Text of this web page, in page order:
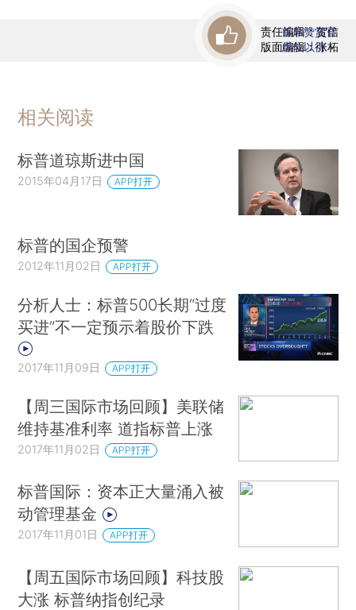
责任编辑：贺信
版面编辑：张柘
首席赞赏官
虚位以待
相关阅读
标普道琼斯进中国
2015年04月17日 APP打开
标普的国企预警
2012年11月02日 APP打开
分析人士：标普500长期“过度
买进”不一定预示着股价下跌
2017年11月09日 APP打开
【周三国际市场回顾】美联储
维持基准利率 道指标普上涨
2017年11月02日 APP打开
标普国际：资本正大量涌入被
动管理基金
2017年11月01日 APP打开
【周五国际市场回顾】科技股
大涨 标普纳指创纪录